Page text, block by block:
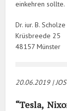
einkehren sollte.
Dr. iur. B. Scholze
Krüsbreede 25
48157 Münster
20.06.2019 | JOS
“Tesla,